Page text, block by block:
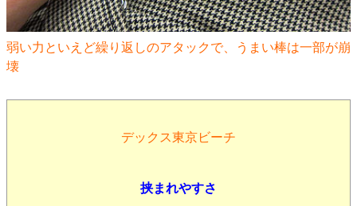
弱い力といえど繰り返しのアタックで、うまい棒は一部が崩
壊
デックス東京ビーチ
挟まれやすさ